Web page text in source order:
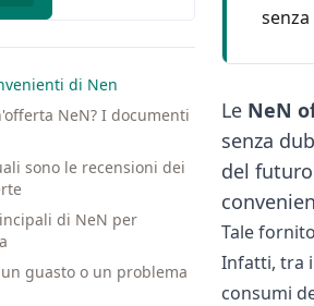
di Nen
NeN? I documenti
sono le recensioni dei
di NeN per
guasto o un problema
Le NeN
senza
del
Tale
Infatti, tra
consumi